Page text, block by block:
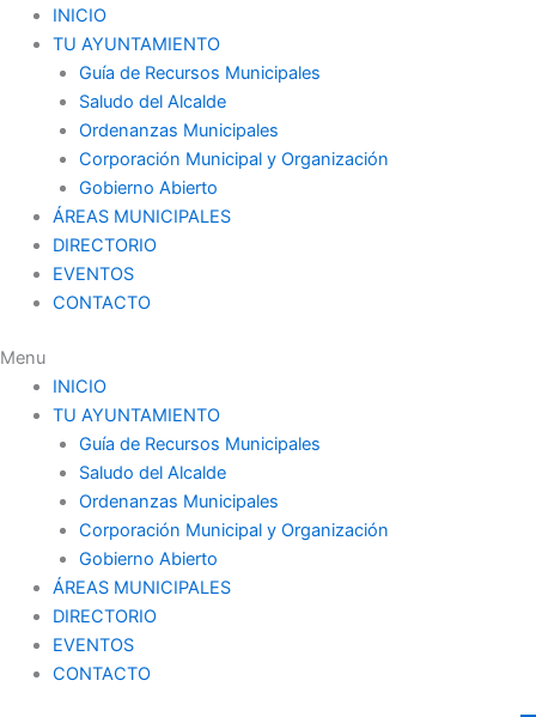
INICIO
TU AYUNTAMIENTO
Guía de Recursos Municipales
Saludo del Alcalde
Ordenanzas Municipales
Corporación Municipal y Organización
Gobierno Abierto
ÁREAS MUNICIPALES
DIRECTORIO
EVENTOS
CONTACTO
Menu
INICIO
TU AYUNTAMIENTO
Guía de Recursos Municipales
Saludo del Alcalde
Ordenanzas Municipales
Corporación Municipal y Organización
Gobierno Abierto
ÁREAS MUNICIPALES
DIRECTORIO
EVENTOS
CONTACTO